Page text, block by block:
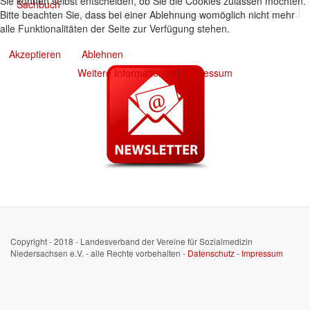
Sachbuch
Copyright - 2018 - Landesverband der Vereine für Sozialmedizin
Niedersachsen e.V. - alle Rechte vorbehalten - Datenschutz- Impressum
Bitte beachten Sie, dass bei einer Ablehnung womöglich nicht mehr
alle Funktionalitäten der Seite zur Verfügung stehen.
Akzeptieren
Ablehnen
Weitere Informationen
| Impressum